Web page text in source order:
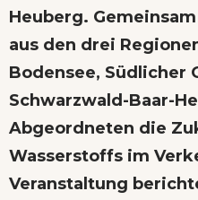
Heuberg.
aus den drei
Bodensee, Südlicher
Schwarzwald-Baar-
Abgeordneten die
Wasserstoffs im
Veranstaltung